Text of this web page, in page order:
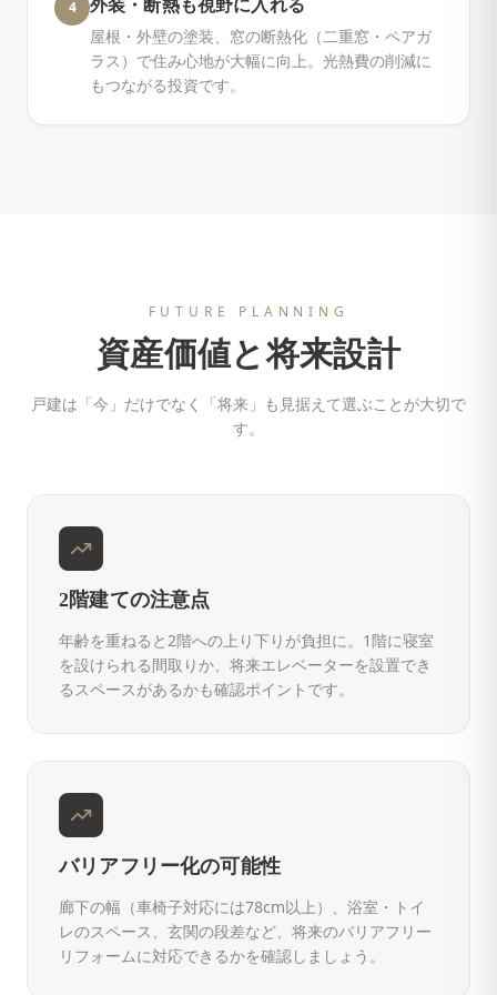
4 外装・断熱も視野に入れる
屋根・外壁の塗装、窓の断熱化（二重窓・ペアガ
ラス）で住み心地が大幅に向上。光熱費の削減に
もつながる投資です。
FUTURE PLANNING
資産価値と将来設計
戸建は「今」だけでなく「将来」も見据えて選ぶことが大切で
す。
2階建ての注意点
年齢を重ねると2階への上り下りが負担に。1階に寝室
を設けられる間取りか、将来エレベーターを設置でき
るスペースがあるかも確認ポイントです。
バリアフリー化の可能性
廊下の幅（車椅子対応には78cm以上）、浴室・トイ
レのスペース、玄関の段差など、将来のバリアフリー
リフォームに対応できるかを確認しましょう。